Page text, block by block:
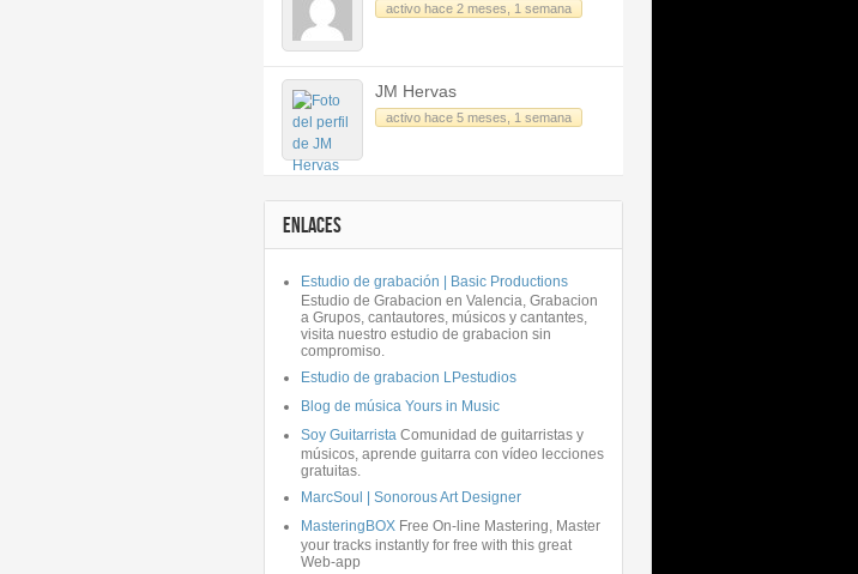
activo hace 2 meses, 1 semana
JM Hervas
activo hace 5 meses, 1 semana
ENLACES
Estudio de grabación | Basic Productions
Estudio de Grabacion en Valencia, Grabacion
a Grupos, cantautores, músicos y cantantes,
visita nuestro estudio de grabacion sin
compromiso.
Estudio de grabacion LPestudios
Blog de música Yours in Music
Soy Guitarrista Comunidad de guitarristas y
músicos, aprende guitarra con vídeo lecciones
gratuitas.
MarcSoul | Sonorous Art Designer
MasteringBOX Free On-line Mastering, Master
your tracks instantly for free with this great
Web-app